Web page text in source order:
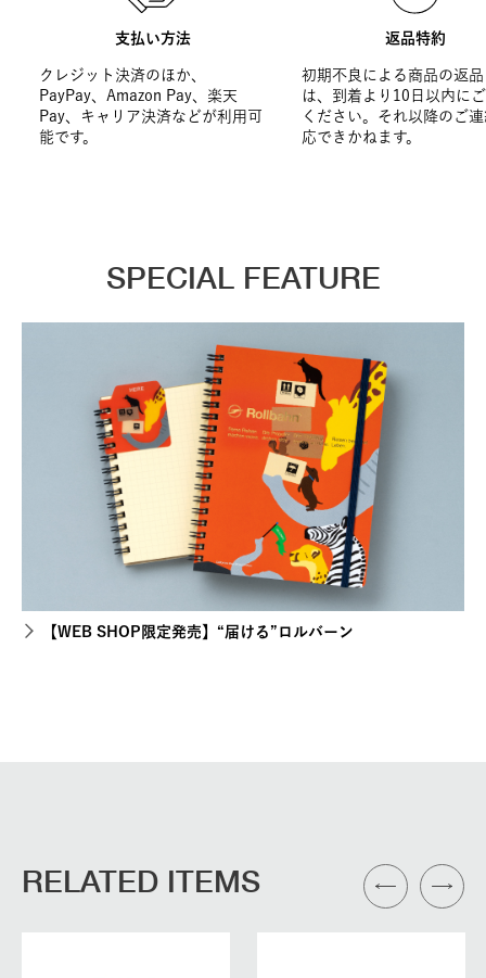
支払い方法
クレジット決済のほか、
PayPay、Amazon Pay、楽天
Pay、キャリア決済などが利用可
能です。
返品特約
初期不良による商品の返
は、到着より10日以内に
ください。それ以降のご
応できかねます。
SPECIAL FEATURE
【WEB SHOP限定発売】“届ける”ロルバーン
RELATED ITEMS